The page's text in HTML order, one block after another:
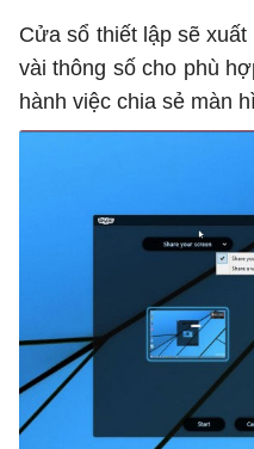
Cửa sổ thiết lập sẽ
vài thông số cho phù
hành việc chia sẻ màn